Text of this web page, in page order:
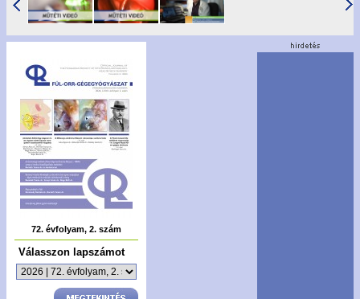
72. évfolyam, 2. szám
Válasszon lapszámot